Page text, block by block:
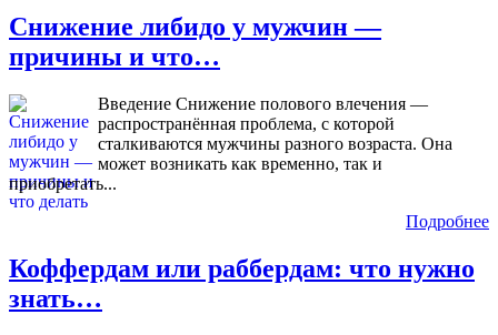
Снижение либидо у мужчин —
причины и что…
Введение Снижение полового влечения —
распространённая проблема, с которой
сталкиваются мужчины разного возраста. Она
может возникать как временно, так и
приобретать...
Подробнее
Коффердам или раббердам: что нужно
знать…